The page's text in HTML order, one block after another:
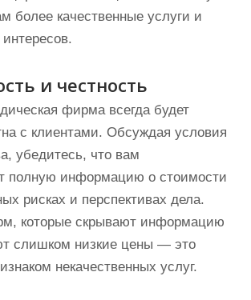
более качественные услуги и
и честность
фирма всегда будет
с клиентами. Обсуждая условия
убедитесь, что вам
полную информацию о стоимости
рисках и перспективах дела.
которые скрывают информацию
слишком низкие цены — это
некачественных услуг.